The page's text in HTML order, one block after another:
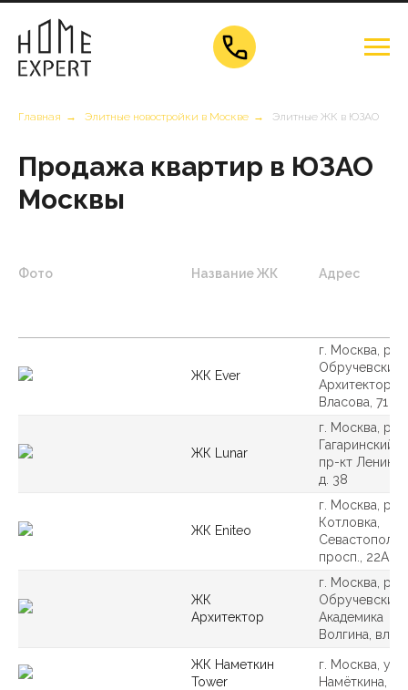
Главная → Элитные новостройки в Москве → Элитные ЖК в ЮЗАО
Продажа квартир в ЮЗАО
Москвы
Фото Название ЖК Адрес
ЖК Ever
г. Москва, р-н
Обручевский,
Архитектора
Власова, 71
ЖК Lunar
г. Москва,
Гагаринский
пр-кт
д. 38
ЖК Eniteo
г. Москва, р-н
Котловка,
просп., 22А
ЖК
Архитектор
г. Москва, р-н
Обручевский,
Академика
Волгина, вл. 2
ЖК Наметкин
Tower
г. Москва, ул
Намёткина, д.